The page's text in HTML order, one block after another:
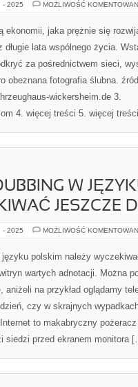
- 2025 MOŻLIWOŚĆ
ekonomii, jaka prężnie się
długie lata wspólnego życia.
za pośrednictwem sieci,
obeznana fotografia
wickersheim.de 3.
4. więcej treści 5. więcej treści
W
JESZCZE
- 2025 MOŻLIWOŚĆ
języku polskim należy
wartych adnotacji. Można
aniżeli na przykład oglądamy
czy w skrajnych
to makabryczny
siedzi przed ekranem monitora